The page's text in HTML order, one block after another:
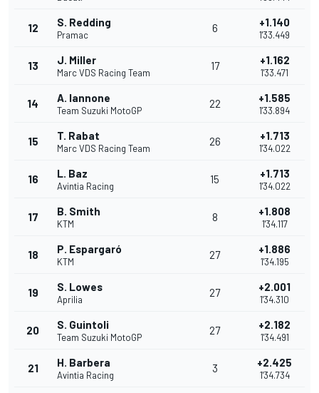
12 S. Redding
Pramac
6 +1.140
1'33.449
13 J. Miller
Marc VDS Racing Team
17 +1.162
1'33.471
14 A. Iannone
Team Suzuki MotoGP
22 +1.585
1'33.894
15 T. Rabat
Marc VDS Racing Team
26 +1.713
1'34.022
16 L. Baz
Avintia Racing
15 +1.713
1'34.022
17 B. Smith
KTM
8 +1.808
1'34.117
18 P. Espargaró
KTM
27 +1.886
1'34.195
19 S. Lowes
Aprilia
27 +2.001
1'34.310
20 S. Guintoli
Team Suzuki MotoGP
27 +2.182
1'34.491
21 H. Barbera
Avintia Racing
3 +2.425
1'34.734